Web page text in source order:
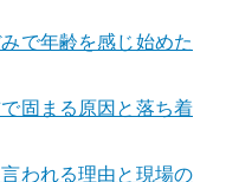
で年齢を感じ始めた
固まる原因と落ち着
われる理由と現場の